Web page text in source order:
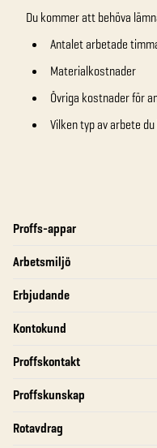
Proffs-appar
Arbetsmiljö
Erbjudande
Kontokund
Proffskontakt
Proffskunskap
Rotavdrag
Du kommer att behöva
Antalet arbetade
Materialkostnader
Övriga kostnader för
Vilken typ av arbete